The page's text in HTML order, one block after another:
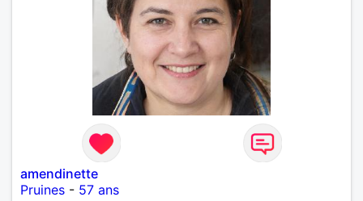
amendinette
Pruines - 57 ans